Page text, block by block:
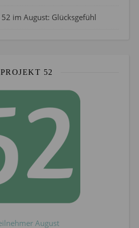
im August: Glücksgefühl
PROJEKT 52
August